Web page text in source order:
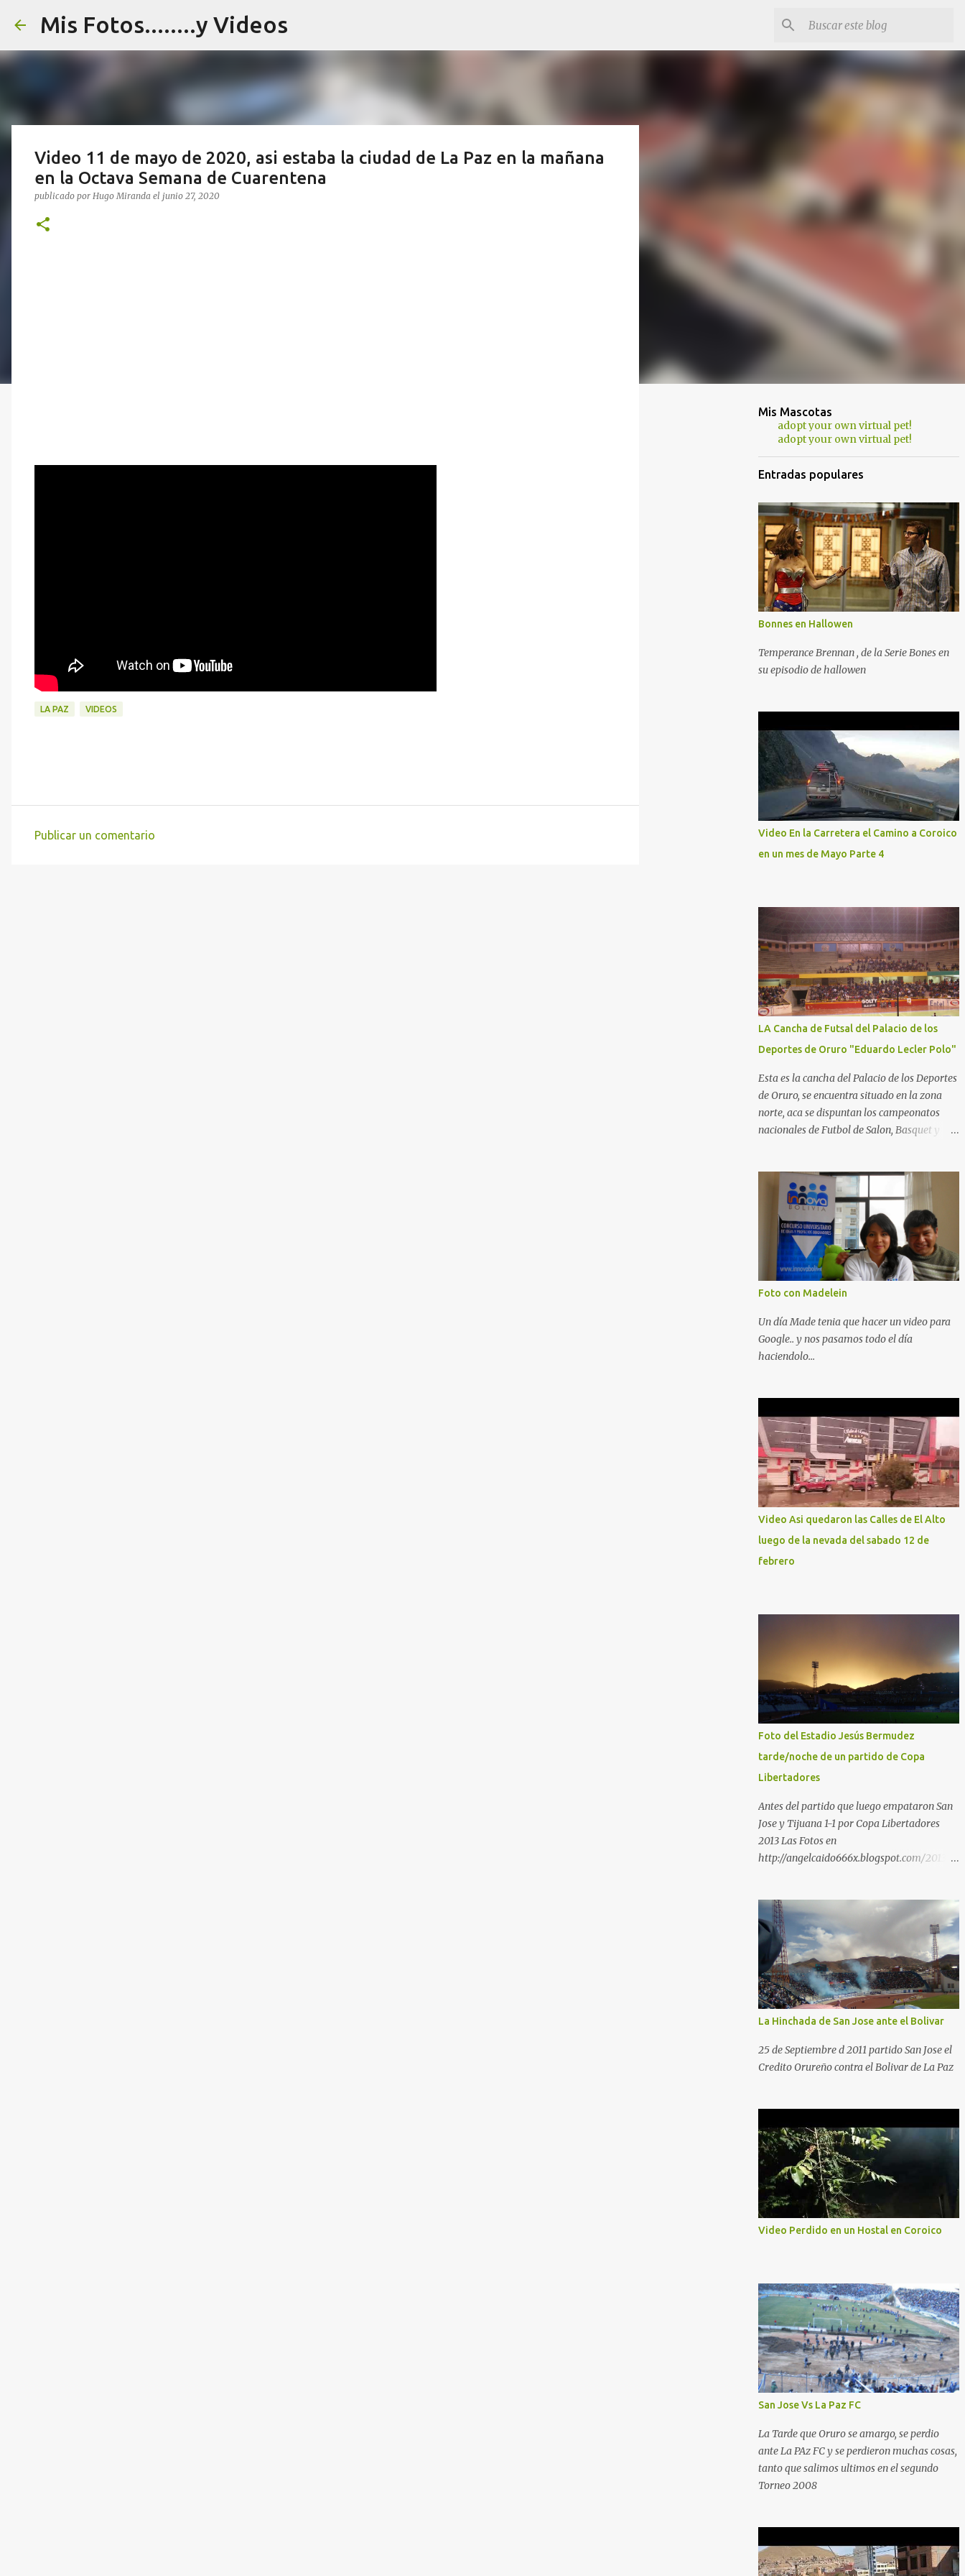
Mis Fotos........y Videos
Video 11 de mayo de 2020, asi estaba la ciudad de La Paz en la mañana
en la Octava Semana de Cuarentena
publicado por Hugo Miranda el junio 27, 2020
LA PAZ VIDEOS
Publicar un comentario
Mis Mascotas
adopt your own virtual pet!
adopt your own virtual pet!
Entradas populares
Bonnes en Hallowen
Temperance Brennan , de la Serie Bones en
su episodio de hallowen
Video En la Carretera el Camino a Coroico
en un mes de Mayo Parte 4
LA Cancha de Futsal del Palacio de los
Deportes de Oruro "Eduardo Lecler Polo"
Esta es la cancha del Palacio de los Deportes
de Oruro, se encuentra situado en la zona
norte, aca se dispuntan los campeonatos
nacionales de Futbol de Salon, Basquet y
Foto con Madelein
Un día Made tenia que hacer un video para
Google.. y nos pasamos todo el día
haciendolo...
Video Asi quedaron las Calles de El Alto
luego de la nevada del sabado 12 de
febrero
Foto del Estadio Jesús Bermudez
tarde/noche de un partido de Copa
Libertadores
Antes del partido que luego empataron San
Jose y Tijuana 1-1 por Copa Libertadores
2013 Las Fotos en
http://angelcaido666x.blogspot.com/2013/0
La Hinchada de San Jose ante el Bolivar
25 de Septiembre d 2011 partido San Jose el
Credito Orureño contra el Bolivar de La Paz
Video Perdido en un Hostal en Coroico
San Jose Vs La Paz FC
La Tarde que Oruro se amargo, se perdio
ante La PAz FC y se perdieron muchas cosas,
tanto que salimos ultimos en el segundo
Torneo 2008